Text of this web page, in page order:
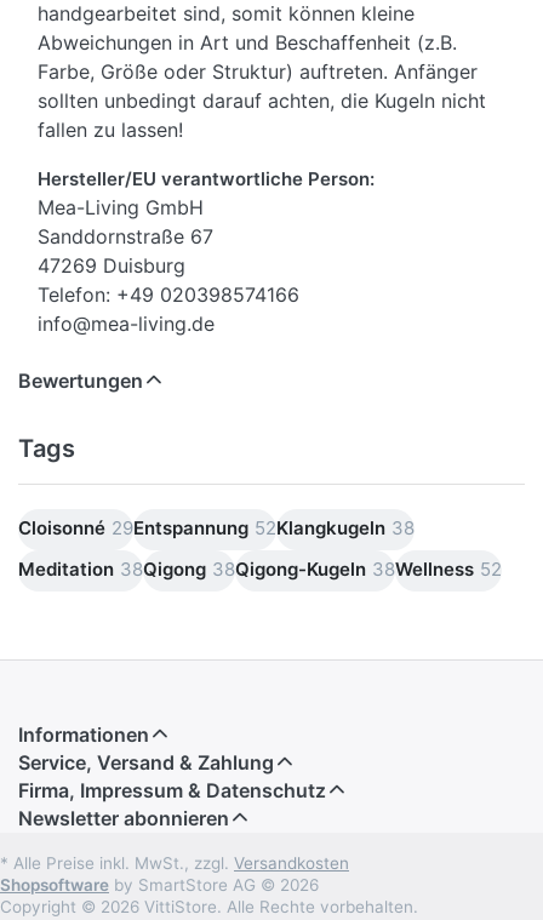
handgearbeitet sind, somit können kleine
Abweichungen in Art und Beschaffenheit (z.B.
Farbe, Größe oder Struktur) auftreten. Anfänger
sollten unbedingt darauf achten, die Kugeln nicht
fallen zu lassen!
Hersteller/EU verantwortliche Person:
Mea-Living GmbH
Sanddornstraße 67
47269 Duisburg
Telefon: +49 020398574166
info@mea-living.de
Bewertungen
Tags
Cloisonné 29Entspannung 52Klangkugeln 38
Meditation 38Qigong 38Qigong-Kugeln 38Wellness 52
Informationen
Service, Versand & Zahlung
Firma, Impressum & Datenschutz
Newsletter abonnieren
* Alle Preise inkl. MwSt., zzgl. Versandkosten
Shopsoftware by SmartStore AG © 2026
Copyright © 2026 VittiStore. Alle Rechte vorbehalten.